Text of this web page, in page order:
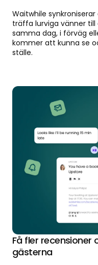
Waitwhile
träffa lurviga vänner
samma dag, i förväg
kommer att kunna se
ställe.
Få fler
gästerna